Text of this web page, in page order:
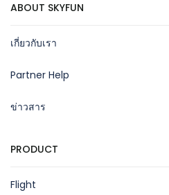
ABOUT SKYFUN
เกี่ยวกับเรา
Partner Help
ข่าวสาร
PRODUCT
Flight